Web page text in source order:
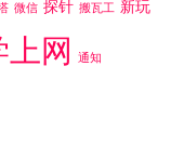
微信 探针 搬瓦工 新玩
上网 通知